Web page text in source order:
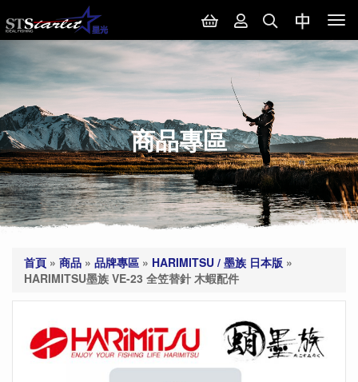
商品專區
首頁 » 商品 » 品牌專區 » HARIMITSU / 墨族 日本版 »
HARIMITSU墨族 VE-23 全笠替針 木蝦配件